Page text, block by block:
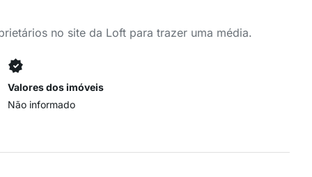
no site da Loft para trazer uma média.
Valores dos imóveis
Não informado